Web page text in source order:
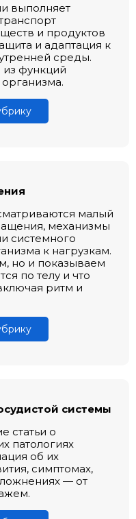
выполняет
и продуктов
и адаптация к
среды.
функций
малый
механизмы
системного
к нагрузкам.
но и показываем
по телу и что
ритм и
системы
статьи о
патологиях
об их
симптомах,
— от